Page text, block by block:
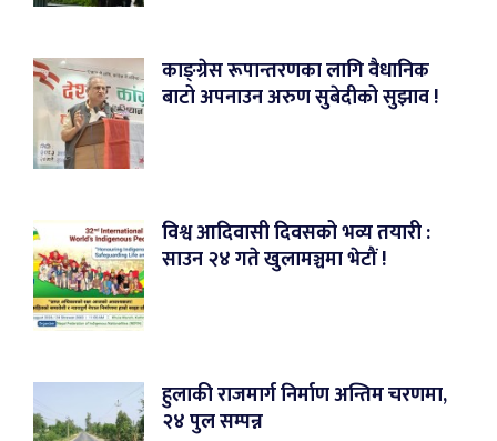
काङ्ग्रेस रूपान्तरणका लागि वैधानिक
बाटो अपनाउन अरुण सुबेदीको सुझाव !
विश्व आदिवासी दिवसको भव्य तयारी :
साउन २४ गते खुलामञ्चमा भेटौं !
हुलाकी राजमार्ग निर्माण अन्तिम चरणमा,
२४ पुल सम्पन्न